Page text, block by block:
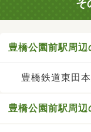
そ
豊橋公園前駅周辺
豊橋鉄道東田
豊橋公園前駅周